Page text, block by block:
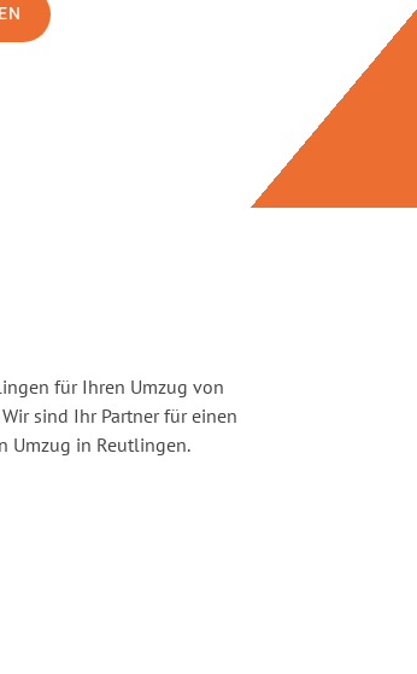
für Ihren Umzug von
Wir sind Ihr Partner für einen
Umzug in Reutlingen.